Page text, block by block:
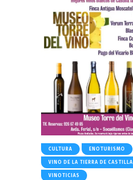
CULTURA ENOTURISMO
VINO DE LA TIERRA DE CASTILLA
VINOTICIAS